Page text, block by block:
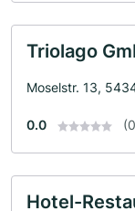
Triolago
Moselstr. 13,
0.0
Hotel-